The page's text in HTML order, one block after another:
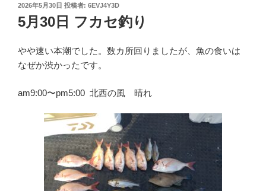
投
稿
日:
2026年5月30日 投稿者: 6EVJ4Y3D
5月30日 フカセ釣り
やや速い本潮でした。数カ所回りましたが、魚の食いは
なぜか渋かったです。
am9:00〜pm5:00 北西の風 晴れ